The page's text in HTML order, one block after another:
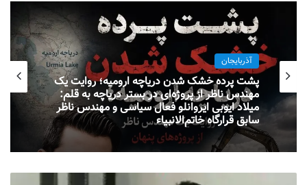
آذربایجان
پشت پرده خشک شدن دریاچه ارومیه؛ روایت یک
مهندس ناظر از پروژه‌ای در بستر دریاچه به قلم:
میلاد ایوبی ایروانلو فعال سیاسی و مهندس ناظر
سابق قرارگاه خاتم‌الانبیاء